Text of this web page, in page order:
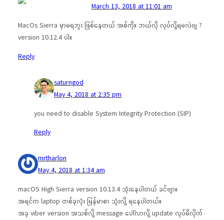
March 13, 2018 at 11:01 am
MacOs Sierra မှာမရဘူး ဖြစ်နေတယ် အစ်ကို။ ဘယ်လို လုပ်လို့ရမလဲဗျ ?
version 10.12.4 ပါ။
Reply
saturngod
May 4, 2018 at 2:35 pm
you need to disable System Integrity Protection (SIP)
Reply
mrtharlon
May 4, 2018 at 1:34 am
macOS High Sierra version 10.13.4 သုံးနေပါတယ် ခင်ဗျာ။
အရင်က laptop တစ်ခုလုံး မြန်မာစာ သုံးလို့ ရနေပါတယ်။
အခု viber version အသစ်လို့ message ပေါ်လာလို့ update လုပ်မိလိုက်